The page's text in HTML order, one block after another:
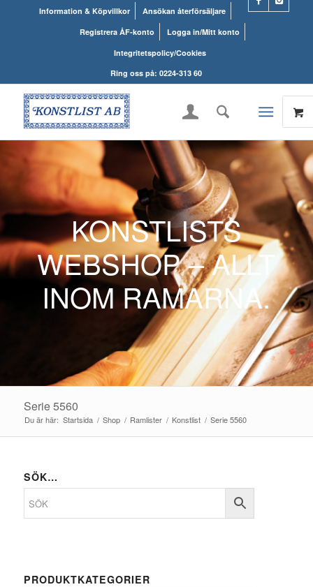
Information & Köpvillkor
Ansökan återförsäljare
Registrera ÅF-konto
Logga in/Mitt konto
Integritetspolicy/Cookies
Ring oss på: 0224-313 60
KONSTLISTS
WEBSHOP – ALLT
INOM RAMARNA.
Serie 5560
Du är här: Startsida / Shop / Ramlister / Konstlist / Serie 5560
SÖK…
PRODUKTKATEGORIER